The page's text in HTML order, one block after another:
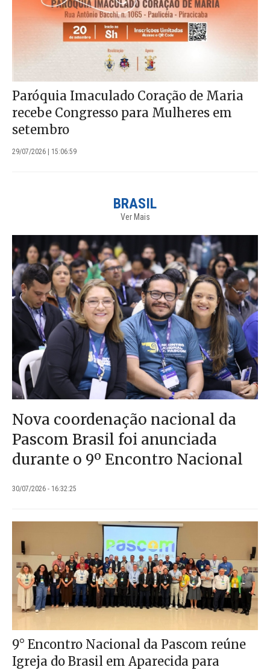
Paróquia Imaculado Coração de Maria
recebe Congresso para Mulheres em
setembro
29/07/2026 | 15:06:59
BRASIL
Ver Mais
Nova coordenação nacional da
Pascom Brasil foi anunciada
durante o 9º Encontro Nacional
30/07/2026 - 16:32:25
9° Encontro Nacional da Pascom reúne
Igreja do Brasil em Aparecida para